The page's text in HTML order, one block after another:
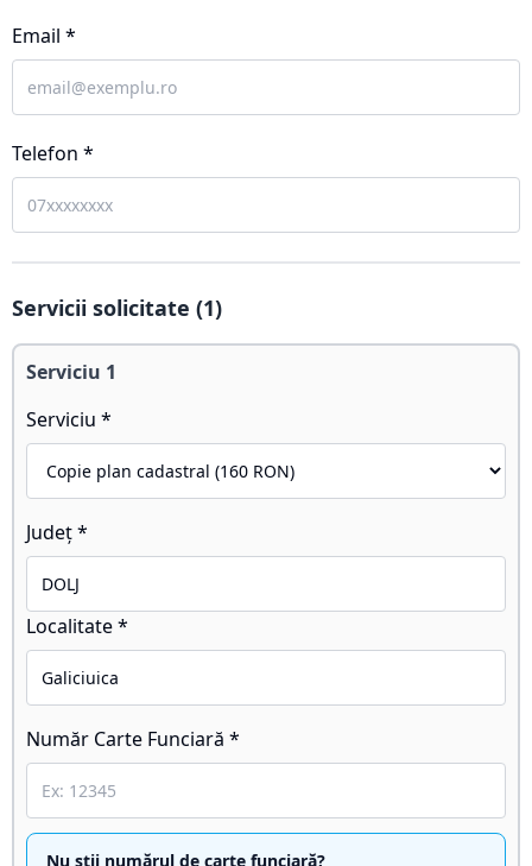
Email *
Telefon *
Servicii solicitate (1)
Serviciu 1
Serviciu *
Județ *
Localitate *
Număr Carte Funciară *
Nu știi numărul de carte funciară?